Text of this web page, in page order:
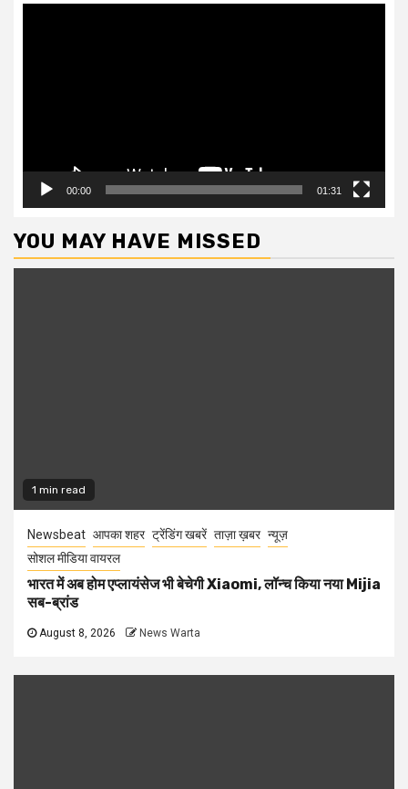
00:00 01:31
YOU MAY HAVE MISSED
1 min read
Newsbeat आपका शहर ट्रेंडिंग खबरें ताज़ा ख़बर न्यूज़
सोशल मीडिया वायरल
भारत में अब होम एप्लायंसेज भी बेचेगी Xiaomi, लॉन्च किया नया Mijia
सब-ब्रांड
August 8, 2026 News Warta